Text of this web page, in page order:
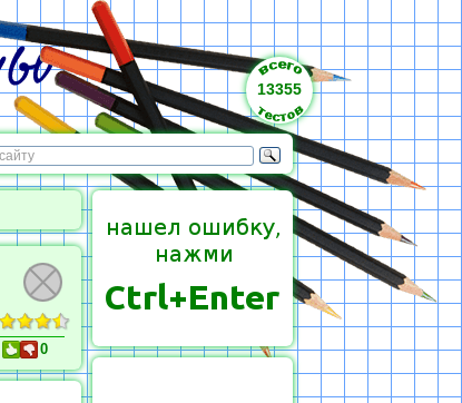
13355
0